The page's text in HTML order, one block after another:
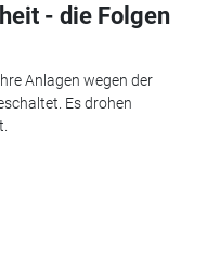
- die Folgen
Anlagen wegen der
Es drohen